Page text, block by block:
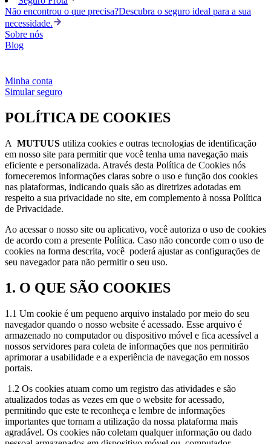
Não encontrou o que precisa?Descubra o seguro ideal para a sua
necessidade.
Sobre nós
Blog
Minha conta
Simular seguro
POLÍTICA DE COOKIES
A MUTUUS utiliza cookies e outras tecnologias de identificação
em nosso site para permitir que você tenha uma navegação mais
eficiente e personalizada. Através desta Política de Cookies nós
forneceremos informações claras sobre o uso e função dos cookies
nas plataformas, indicando quais são as diretrizes adotadas em
respeito a sua privacidade no site, em complemento à nossa Política
de Privacidade.
Ao acessar o nosso site ou aplicativo, você autoriza o uso de cookies
de acordo com a presente Política. Caso não concorde com o uso de
cookies na forma descrita, você poderá ajustar as configurações de
seu navegador para não permitir o seu uso.
1. O QUE SÃO COOKIES
1.1 Um cookie é um pequeno arquivo instalado por meio do seu
navegador quando o nosso website é acessado. Esse arquivo é
armazenado no computador ou dispositivo móvel e fica acessível a
nossos servidores para coleta de informações que nos permitirão
aprimorar a usabilidade e a experiência de navegação em nossos
portais.
1.2 Os cookies atuam como um registro das atividades e são
atualizados todas as vezes em que o website for acessado,
permitindo que este te reconheça e lembre de informações
importantes que tornam a utilização da nossa plataforma mais
agradável. Os cookies não coletam qualquer informação ou dado